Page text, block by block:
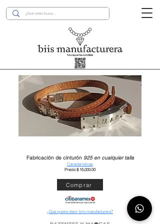
Fabricación de cinturón 925 en cualquier talla
Características
Precio $ 15,000.00
Comprar
¿Que quiere decir biis manufacturera?